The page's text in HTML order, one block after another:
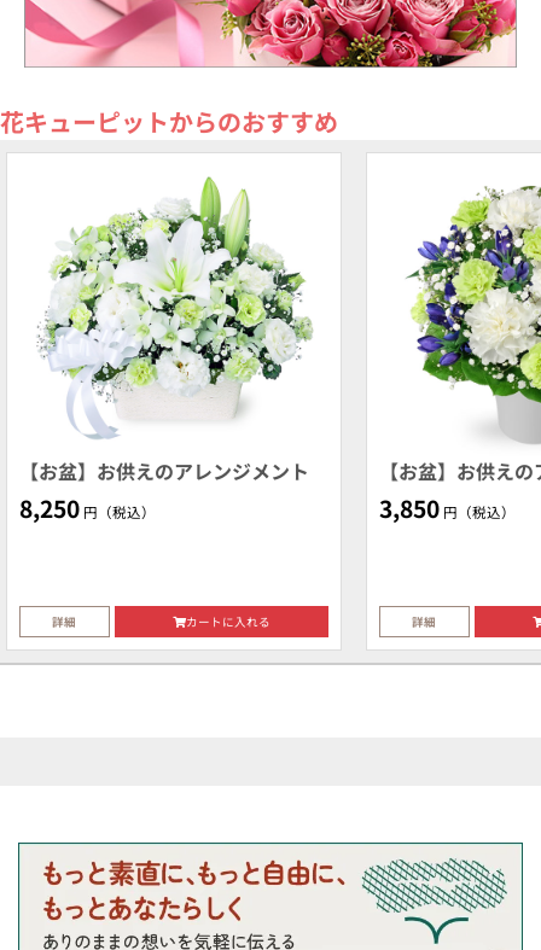
花キューピットからのおすすめ
【お盆】お供えのアレンジメント
8,250 円（税込）
詳細 カートに入れる
【お盆】お供え
3,850 円（税込）
詳細